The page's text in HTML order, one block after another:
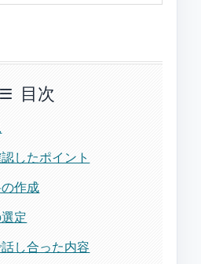
目次
したポイント
作成
定
し合った内容